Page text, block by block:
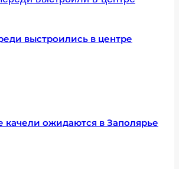
выстроились в центре
качели ожидаются в Заполярье